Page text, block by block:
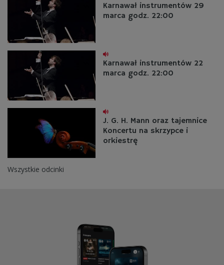
Karnawał instrumentów 29
marca godz. 22:00
Karnawał instrumentów 22
marca godz. 22:00
J. G. H. Mann oraz tajemnice
Koncertu na skrzypce i
orkiestrę
Wszystkie odcinki